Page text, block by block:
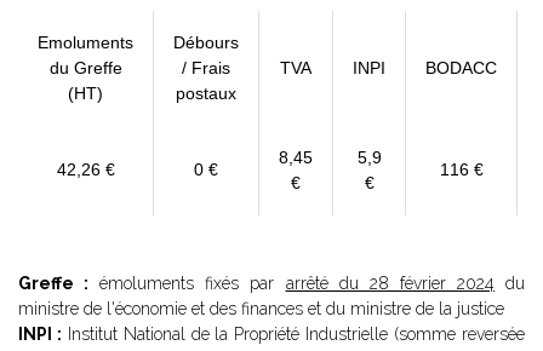
Emoluments
du Greffe
(HT)
Débours
/ Frais
postaux
TVA INPI BODACC
42,26 € 0 €
8,45
€
5,9
€
116 €
Greffe : émoluments fixés par arrêté du 28 février 2024 du
ministre de l'économie et des finances et du ministre de la justice
INPI : Institut National de la Propriété Industrielle (somme reversée